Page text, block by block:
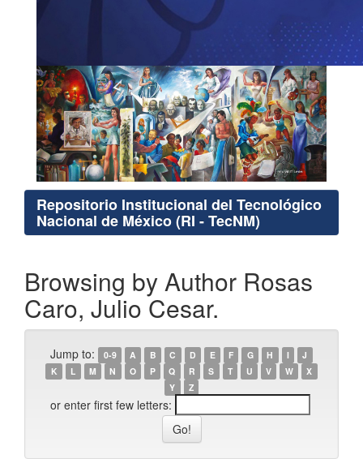
Repositorio Institucional del Tecnológico
Nacional de México (RI - TecNM)
Browsing by Author Rosas
Caro, Julio Cesar.
Jump to: 0-9 A B C D E F G H I
J
K
L M N O P Q R S T U V W
X
Y
Z
or enter first few letters: